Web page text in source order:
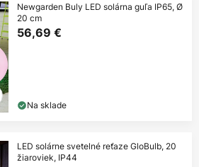
Newgarden Buly LED solárna guľa IP65, Ø
20 cm
56,69 €
Na sklade
LED solárne svetelné reťaze GloBulb, 20
žiaroviek, IP44